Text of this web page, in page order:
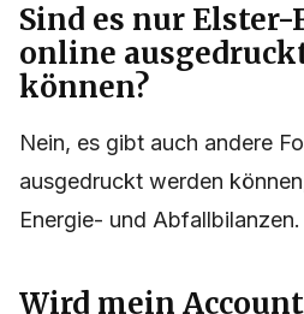
Sind es nur
online
können?
Nein, es gibt auch andere
ausgedruckt werden
Energie- und Abfallbilanzen.
Wird mein